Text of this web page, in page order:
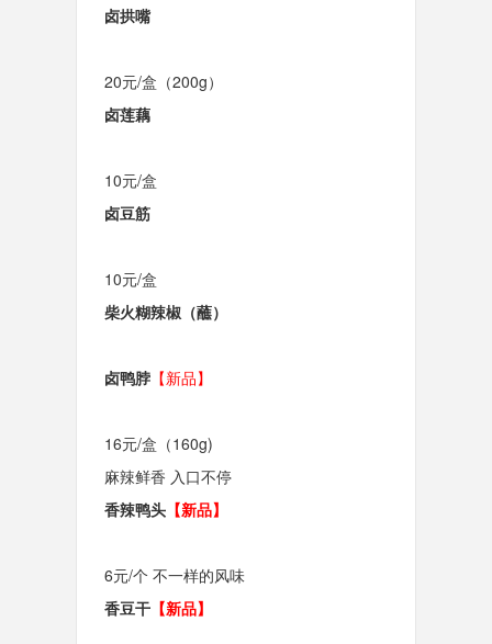
卤拱嘴
20元/盒（200g）
卤莲藕
10元/盒
卤豆筋
10元/盒
柴火糊辣椒（蘸）
卤鸭脖【新品】
16元/盒（160g)
麻辣鲜香 入口不停
香辣鸭头【新品】
6元/个 不一样的风味
香豆干【新品】